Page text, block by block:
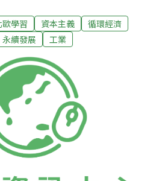
上是站在西方談論永續發展時，最
從人口增長的角度，將永續發展問
的另一重要根源。理查的演講中最
消費面來看地區人民的價值，也就
提醒因為大量生產造成的環境問
國這樣地區的人民，應該記取美國
效應，節制自身的消費方式與水
片，理查再提醒大家在全球的環境
氧化碳排放量佔世界第二位，二氧
歐學習 資本主義
循環經濟
永續發展 工業